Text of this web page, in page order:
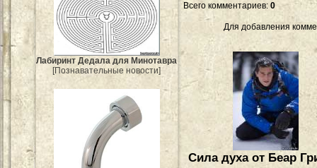
Лабиринт Дедала для Минотавра
[Познавательные новости]
Всего комментариев: 0
Для добавления
Сила духа от Беар